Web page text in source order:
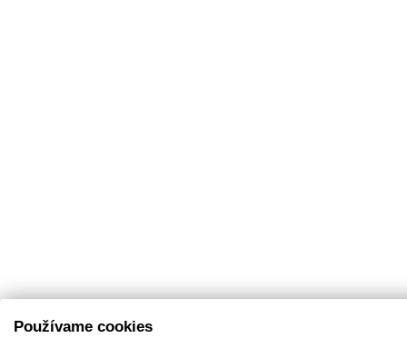
Používame cookies